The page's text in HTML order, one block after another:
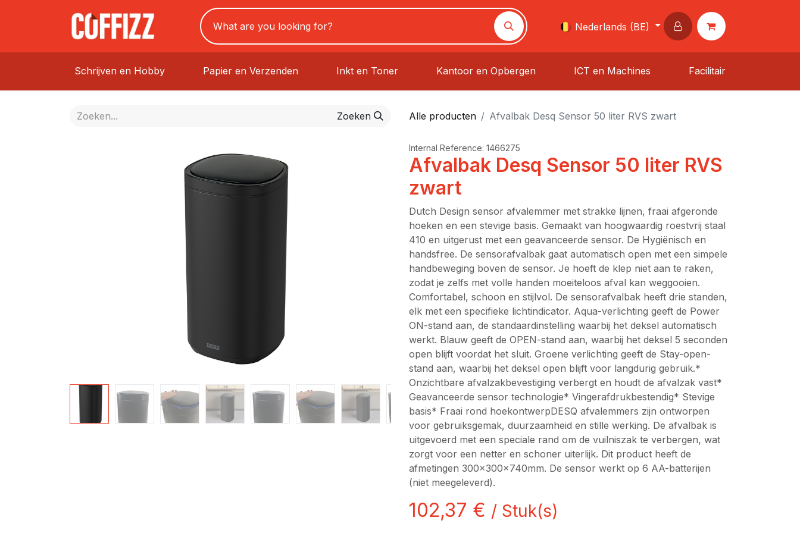
Nederlands (BE)
Schrijven en Hobby Papier en Verzenden Inkt en Toner Kantoor en Opbergen ICT en Machines Facilitair
Zoeken Alle producten Afvalbak Desq Sensor 50 liter RVS zwart
Internal Reference: 1466275
Afvalbak Desq Sensor 50 liter RVS
zwart
Dutch Design sensor afvalemmer met strakke lijnen, fraai afgeronde
hoeken en een stevige basis. Gemaakt van hoogwaardig roestvrij staal
410 en uitgerust met een geavanceerde sensor. De Hygiënisch en
handsfree. De sensorafvalbak gaat automatisch open met een simpele
handbeweging boven de sensor. Je hoeft de klep niet aan te raken,
zodat je zelfs met volle handen moeiteloos afval kan weggooien.
Comfortabel, schoon en stijlvol. De sensorafvalbak heeft drie standen,
elk met een specifieke lichtindicator. Aqua-verlichting geeft de Power
ON-stand aan, de standaardinstelling waarbij het deksel automatisch
werkt. Blauw geeft de OPEN-stand aan, waarbij het deksel 5 seconden
open blijft voordat het sluit. Groene verlichting geeft de Stay-open-
stand aan, waarbij het deksel open blijft voor langdurig gebruik.*
Onzichtbare afvalzakbevestiging verbergt en houdt de afvalzak vast*
Geavanceerde sensor technologie* Vingerafdrukbestendig* Stevige
basis* Fraai rond hoekontwerpDESQ afvalemmers zijn ontworpen
voor gebruiksgemak, duurzaamheid en stille werking. De afvalbak is
uitgevoerd met een speciale rand om de vuilniszak te verbergen, wat
zorgt voor een netter en schoner uiterlijk. Dit product heeft de
afmetingen 300x300x740mm. De sensor werkt op 6 AA-batterijen
(niet meegeleverd).
102,37 € / Stuk(s)